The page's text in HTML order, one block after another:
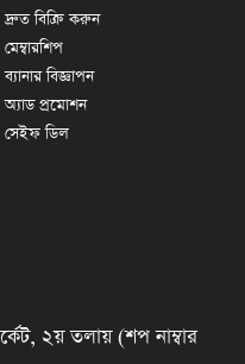
দ্রুত বিক্রি করুন
মেম্বারশিপ
ব্যানার বিজ্ঞাপন
অ্যাড প্রমোশন
সেইফ ডিল
২য় তলায় (শপ নাম্বার